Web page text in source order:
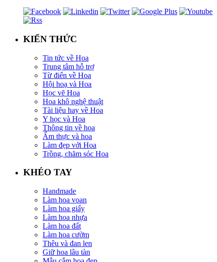
KIẾN THỨC
Tin tức về Hoa
Trung tâm hỗ trợ
Từ điển về Hoa
Hội hoạ và Hoa
Học vẽ Hoa
Hoa khô nghệ thuật
Tài liệu hay về Hoa
Y học và Hoa
Thông tin về hoa
Ẩm thực và hoa
Làm đẹp với Hoa
Trồng, chăm sóc Hoa
KHÉO TAY
Handmade
Làm hoa voan
Làm hoa giấy
Làm hoa nhựa
Làm hoa đất
Làm hoa cườm
Thêu và đan len
Giữ hoa lâu tàn